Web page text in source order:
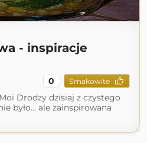
- inspiracje
0 Smakowite
Drodzy dzisiaj z czystego
było... ale zainspirowana